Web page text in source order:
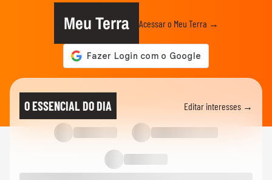
Meu Terra Acessar o Meu Terra →
O ESSENCIAL DO DIA Editar interesses →